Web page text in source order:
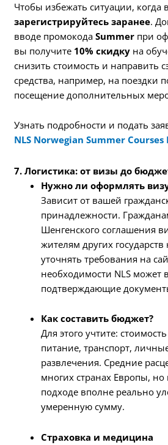
Чтобы избежать ситуации, когда
зарегистрируйтесь заранее.
вводе промокодаSummer при
вы получите 10% скидку на
снизить стоимость и направить
средства, например, на поездки
посещение дополнительных
Узнать подробности и подать
NLS Norwegian Summer
7. Логистика: от визы до
Нужно ли оформлять
Зависит от вашей
принадлежности.
Шенгенского соглашения
жителям других
уточнять требования на
необходимости NLS может
подтверждающие
Как составить бюджет?
Для этого учтите:
питание, транспорт,
развлечения. Средние
многих странах Европы,
подходе вполне реально
умеренную сумму.
Страховка и медицина